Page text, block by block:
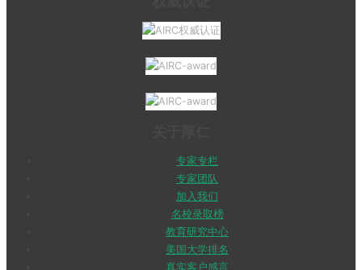
专家专栏
专家团队
加入我们
名校录取榜
教育研究中心
美国大学排名
真实客户感言